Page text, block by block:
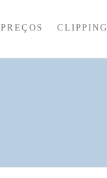
PREÇOS CLIPPING